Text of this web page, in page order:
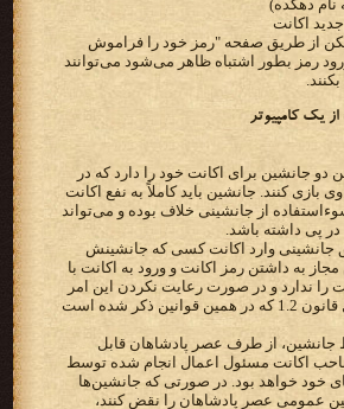
نام دهکده)
اکانت
از طریق صفحه "رمز خود را فراموش
رمز بطور اشتباه ظاهر می‌شود می‌توانند
دو جانشین برای اکانت خود را دارد که در
بازی کنند. جانشین باید کاملاً به نفع اکانت
از جانشینی خلاف بوده و می‌تواند
پی داشته باشد.
جانشینی وارد اکانت کسی که جانشینش
به داشتن رمز اکانت و ورود به اکانت با
را ندارد و در صورت رعایت نکردن این امر
هر دو اکانت مشمول قانون 1.2 که در همین قوانین ذکر شده است
از طرف عصر پادشاهان قابل
اکانت مسئول اعمال انجام شده توسط
خود خواهد بود. در صورتی که جانشین‌ها
عمومی عصر پادشاهان را نقض کنند،